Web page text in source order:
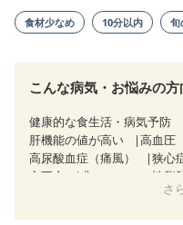
食材少なめ 10分以内 旬
こんな病気・お悩みの
健康的な食生活・病気予防
肝機能の値が高い
高血圧
高尿酸血症（痛風）
狭心
心不全
非アルコール性脂
さ